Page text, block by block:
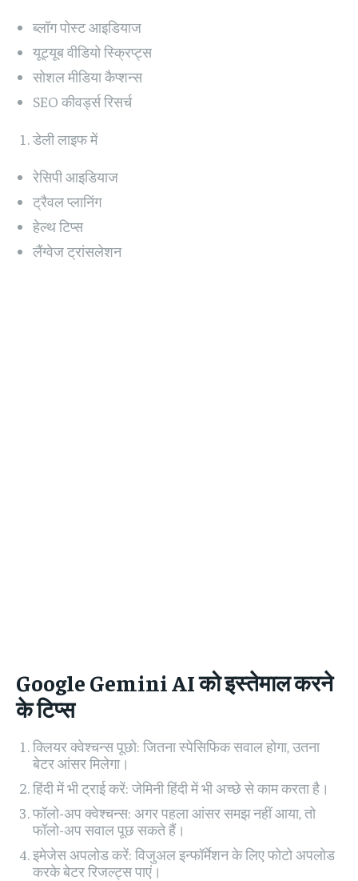
ब्लॉग पोस्ट आइडियाज
यूट्यूब वीडियो स्क्रिप्ट्स
सोशल मीडिया कैप्शन्स
SEO कीवर्ड्स रिसर्च
डेली लाइफ में
रेसिपी आइडियाज
ट्रैवल प्लानिंग
हेल्थ टिप्स
लैंग्वेज ट्रांसलेशन
Google Gemini AIको इस्तेमाल करने
के टिप्स
क्लियर क्वेश्चन्स पूछो: जितना स्पेसिफिक सवाल होगा, उतना
बेटर आंसर मिलेगा।
हिंदी में भी ट्राई करें: जेमिनी हिंदी में भी अच्छे से काम करता है।
फॉलो-अप क्वेश्चन्स: अगर पहला आंसर समझ नहीं आया, तो
फॉलो-अप सवाल पूछ सकते हैं।
इमेजेस अपलोड करें: विजुअल इन्फॉर्मेशन के लिए फोटो अपलोड
करके बेटर रिजल्ट्स पाएं।